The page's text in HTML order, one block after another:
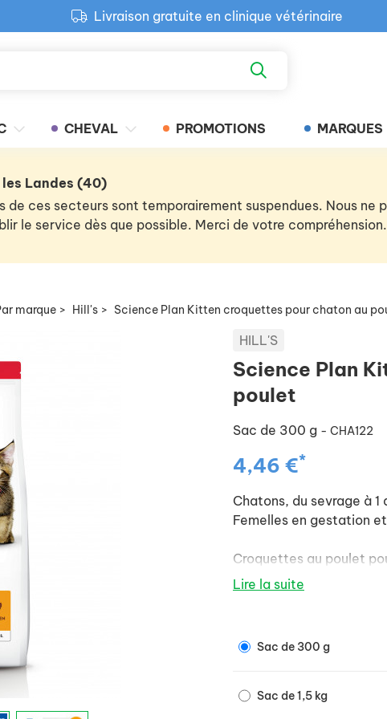
Livraison gratuite en clinique vétérinaire
Retour produit gratuit en clinique
CHEVAL PROMOTIONS MARQUES
Landes (40)
de ces secteurs sont temporairement suspendues. Nous ne
le service dès que possible. Merci de votre compréhension.
marque > Hill's > Science Plan Kitten croquettes pour chaton au
HILL'S
Science Plan
poulet
Sac de 300 g - CHA122
4,46 €*
Chatons, du sevrage à 1
Femelles en gestation
Croquettes au poulet
le bon développement
Lire la suite
Sac de 300 g
Sac de 1,5 kg